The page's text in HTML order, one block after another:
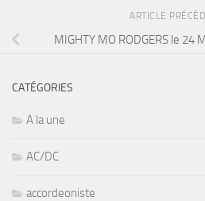
ARTICLE
MIGHTY MO RODGERS le 24
CATÉGORIES
A la une
AC/DC
accordeoniste